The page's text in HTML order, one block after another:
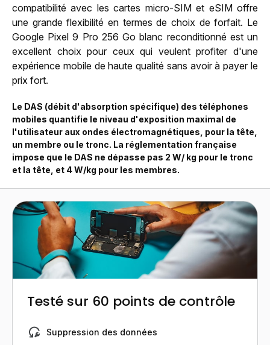
compatibilité avec les cartes micro-SIM et eSIM offre
une grande flexibilité en termes de choix de forfait. Le
Google Pixel 9 Pro 256 Go blanc reconditionné est un
excellent choix pour ceux qui veulent profiter d'une
expérience mobile de haute qualité sans avoir à payer le
prix fort.
Le DAS (débit d'absorption spécifique) des téléphones
mobiles quantifie le niveau d'exposition maximal de
l'utilisateur aux ondes électromagnétiques, pour la tête,
un membre ou le tronc. La réglementation française
impose que le DAS ne dépasse pas 2 W/ kg pour le tronc
et la tête, et 4 W/kg pour les membres.
Testé sur 60 points de contrôle
Suppression des données